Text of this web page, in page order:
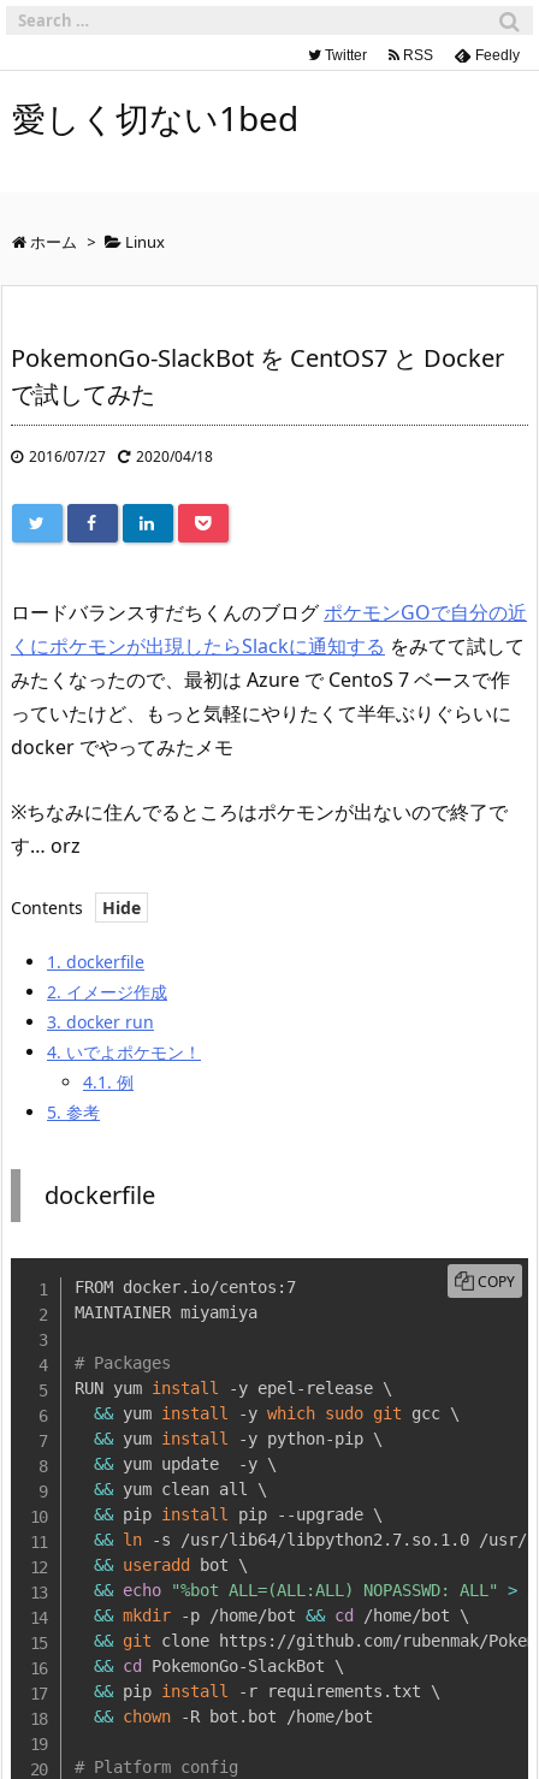
Twitter RSS Feedly
愛しく切ない1bed
ホーム > Linux
PokemonGo-SlackBot を CentOS7 と Docker
で試してみた
2016/07/27 2020/04/18
ロードバランスすだちくんのブログポケモンGOで自分の近
くにポケモンが出現したらSlackに通知する をみてて試して
みたくなったので、最初は Azure で CentoS 7 ベースで作
っていたけど、もっと気軽にやりたくて半年ぶりぐらいに
docker でやってみたメモ
※ちなみに住んでるところはポケモンが出ないので終了で
す… orz
Contents
1. dockerfile
2. イメージ作成
3. docker run
4. いでよポケモン！
4.1. 例
5. 参考
dockerfile
FROM docker.io/centos:7
MAINTAINER miyamiya
# Packages
RUN yum install -y epel-release \
&& yum install -y which sudo git gcc \
&& yum install -y python-pip \
&& yum update  -y \
&& yum clean all \
&& pip install pip --upgrade \
&& ln -s /usr/lib64/libpython2.7.so.1.0 /usr/
&& useradd bot \
&& echo "%bot ALL=(ALL:ALL) NOPASSWD: ALL" >
&& mkdir -p /home/bot && cd /home/bot \
&& git clone https://github.com/rubenmak/
&& cd PokemonGo-SlackBot \
&& pip install -r requirements.txt \
&& chown -R bot.bot /home/bot
# Platform config
COPY